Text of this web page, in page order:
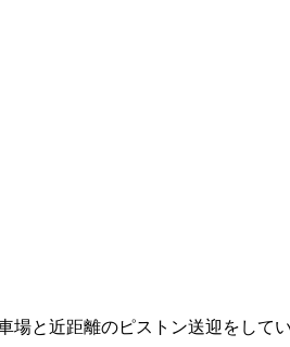
場と近距離のピストン送迎をして